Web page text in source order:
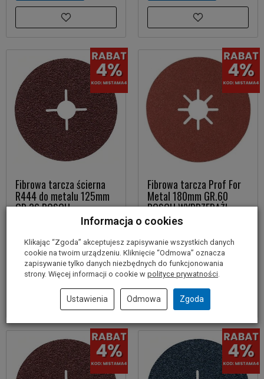
Fibrowa tarcza ścierna
R444 do metalu 125mm
GR.36 BOSCH
Do koszyka
Fibrowa tarcza Prof For
Metal 180mm GR.60
BOSCH WYPRZEDAŻ!
2,20 zł
Do koszyka
Informacja o cookies
Klikając “Zgoda” akceptujesz zapisywanie wszystkich danych
cookie na twoim urządzeniu. Kliknięcie “Odmowa” oznacza
zapisywanie tylko danych niezbędnych do funkcjonowania
strony. Więcej informacji o cookie w polityce prywatności.
Ustawienia Odmowa Zgoda